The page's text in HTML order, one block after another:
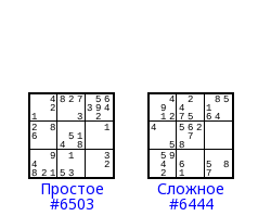
Простое
#6503
Сложное
#6444